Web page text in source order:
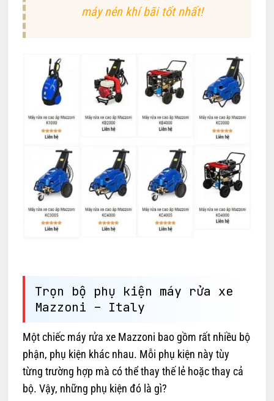
máy nén khí bãi tốt nhất!
Trọn bộ phụ kiện máy rửa xe
Mazzoni – Italy
Một chiếc máy rửa xe Mazzoni bao gồm rất nhiều bộ
phận, phụ kiện khác nhau. Mỗi phụ kiện này tùy
từng trường hợp mà có thể thay thế lẻ hoặc thay cả
bộ. Vậy, những phụ kiện đó là gì?